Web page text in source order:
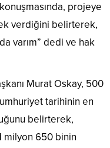
projeye
verdiğini belirterek,
varım” dedi ve hak
Murat Oskay, 500
tarihinin en
belirterek,
milyon 650 binin